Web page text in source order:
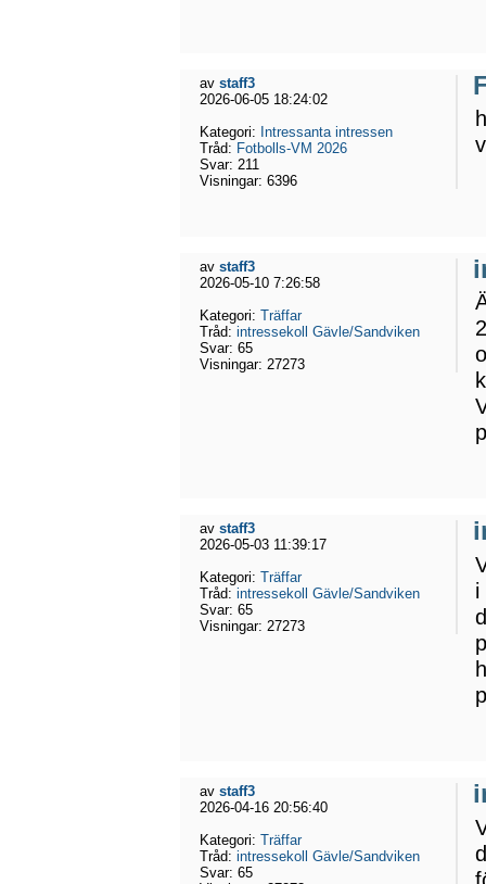
av staff3
2026-06-05 18:24:02
Kategori: Intressanta intressen
Tråd: Fotbolls-VM 2026
Svar: 211
Visningar: 6396
av staff3
2026-05-10 7:26:58
Kategori: Träffar
Tråd: intressekoll Gävle/Sandviken
Svar: 65
Visningar: 27273
i
av staff3
2026-05-03 11:39:17
Kategori: Träffar
Tråd: intressekoll Gävle/Sandviken
Svar: 65
Visningar: 27273
av staff3
2026-04-16 20:56:40
Kategori: Träffar
Tråd: intressekoll Gävle/Sandviken
Svar: 65